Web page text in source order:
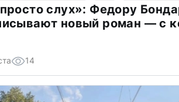
слух»: Федору
новый роман — с
14